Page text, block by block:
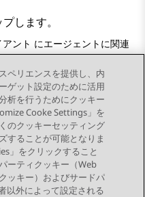
します。
ント にエージェントに関連
トリアルが表示されます。
るには、完了をタップし
ペリエンスを提供し、内
ゲット設定のために活用
析を行うためにクッキー
Cooke Settings」を
のクッキーセッティング
することが可能となりま
」をクリックすること
ーティクッキー（Web
ッキー）およびサードパ
以外によって設定される